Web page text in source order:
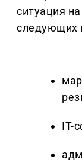
ситуация
следующих
IT-